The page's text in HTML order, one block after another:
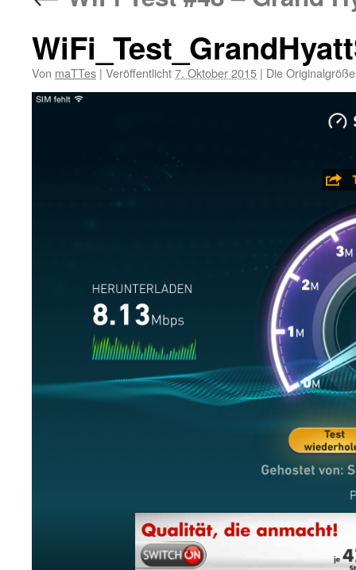
Von maTTes | Veröffentlicht7. Oktober 2015 | Die